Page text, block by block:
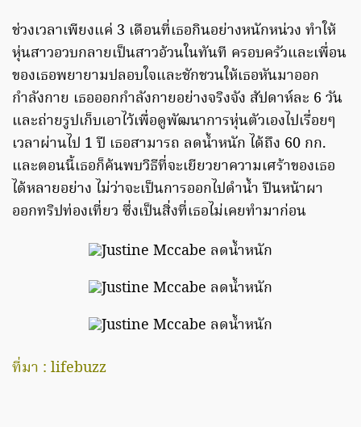
ช่วงเวลาเพียงแค่ 3 เดือนที่เธอกินอย่างหนักหน่วง ทำให้
หุ่นสาวอวบกลายเป็นสาวอ้วนในทันที ครอบครัวและเพื่อน
ของเธอพยายามปลอบใจและชักชวนให้เธอหันมาออก
กำลังกาย เธอออกกำลังกายอย่างจริงจัง สัปดาห์ละ 6 วัน
และถ่ายรูปเก็บเอาไว้เพื่อดูพัฒนาการหุ่นตัวเองไปเรื่อยๆ
เวลาผ่านไป 1 ปี เธอสามารถ ลดน้ำหนัก ได้ถึง 60 กก.
และตอนนี้เธอก็ค้นพบวิธีที่จะเยียวยาความเศร้าของเธอ
ได้หลายอย่าง ไม่ว่าจะเป็นการออกไปดำน้ำ ปีนหน้าผา
ออกทริปท่องเที่ยว ซึ่งเป็นสิ่งที่เธอไม่เคยทำมาก่อน
ที่มา : lifebuzz